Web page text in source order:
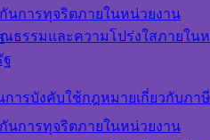
นการทุจริตภายในหน่วยงาน
ธรรมและความโปร่งใสภายใน
ารบังคับใช้กฎหมายเกี่ยวกับภ
นการทุจริตภายในหน่วยงาน